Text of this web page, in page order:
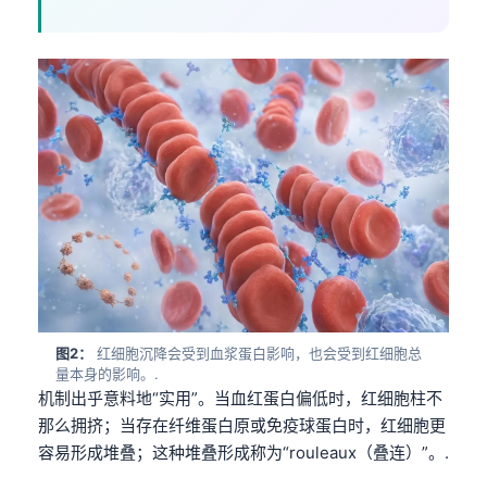
图2：
红细胞沉降会受到血浆蛋白影响，也会受到红细胞总
量本身的影响。.
机制出乎意料地“实用”。当血红蛋白偏低时，红细胞柱不
那么拥挤；当存在纤维蛋白原或免疫球蛋白时，红细胞更
容易形成堆叠；这种堆叠形成称为“rouleaux（叠连）”。.